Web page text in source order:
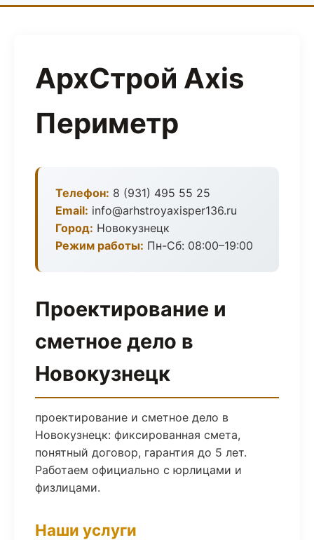
АрхСтрой Axis
Периметр
Телефон: 8 (931) 495 55 25
Email: info@arhstroyaxisper136.ru
Город: Новокузнецк
Режим работы: Пн-Сб: 08:00–19:00
Проектирование и
сметное дело в
Новокузнецк
проектирование и сметное дело в
Новокузнецк: фиксированная смета,
понятный договор, гарантия до 5 лет.
Работаем официально с юрлицами и
физлицами.
Наши услуги